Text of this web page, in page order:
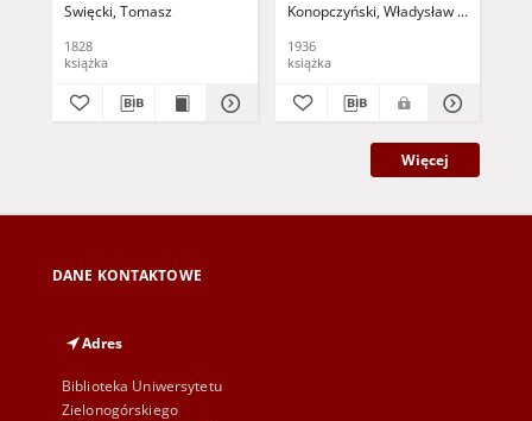
członka Towarzystwa
Warszawskiego Przyjaciół
Nauk : T.2
Swięcki, Tomasz
1828
książka
Konopczyński, Władysław (1880-
1936
książka
Więcej
DANE KONTAKTOWE
Adres
Biblioteka Uniwersytetu
Zielonogórskiego